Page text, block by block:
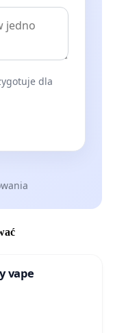
dla
vape